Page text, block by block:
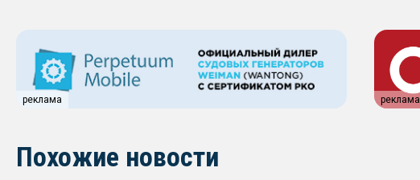
реклама реклама
Похожие новости